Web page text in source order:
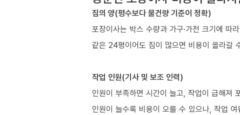
짐의 양(평수보다 물건량 기준이 정확)
포장이사는 박스 수량과 가구·가전 크기에 따
같은 24평이어도 짐이 많으면 비용이 올라갈
작업 인원(기사 및 보조 인력)
인원이 부족하면 시간이 늘고, 작업이 급해져
인원이 늘수록 비용이 오를 수 있으나, 작업